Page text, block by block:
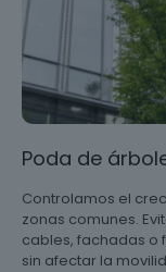
Poda de
Controlamos el
zonas comunes.
cables, fachadas o
sin afectar la